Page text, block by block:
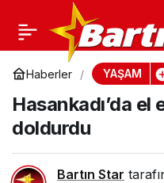
Haberler YAŞAM
Hasankadı’da
doldurdu
Bartın Star
Evlilik günümüz özel
olsun dediler,
6.6.2026’yı seçtiler